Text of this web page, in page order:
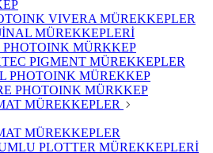
VIVERA MÜREKKEPLER
MÜREKKEPLERİ
PHOTOINK MÜRKKEP
PIGMENT MÜREKKEPLER
PHOTOINK MÜREKKEP
PHOTOINK MÜRKKEP
MÜREKKEPLER
MÜREKKEPLER
PLOTTER MÜREKKEPLERİ